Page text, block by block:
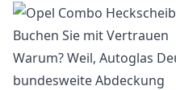
Buchen Sie mit Vertrauen
Warum? Weil, Autoglas
bundesweite Abdeckung